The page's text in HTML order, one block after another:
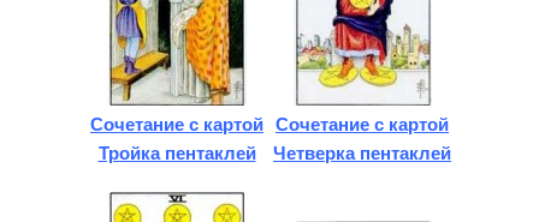
Сочетание с картой
Тройка пентаклей
Сочетание с картой
Четверка пентаклей